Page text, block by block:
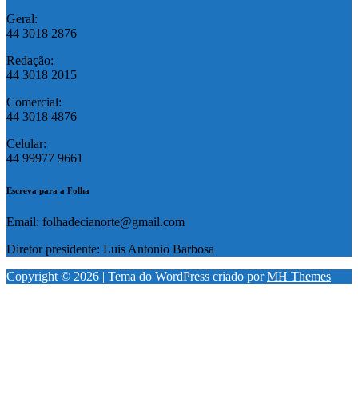
Geral:
44 3018 2876
Redação:
44 3018 2015
Comercial:
44 3018 4876
Celular:
44 99977 9661
Escreva para a Folha
Email: folhadecianorte@gmail.com
Diretor presidente: Luis Antonio Barbosa
Copyright © 2026 | Tema do WordPress criado porMH Themes